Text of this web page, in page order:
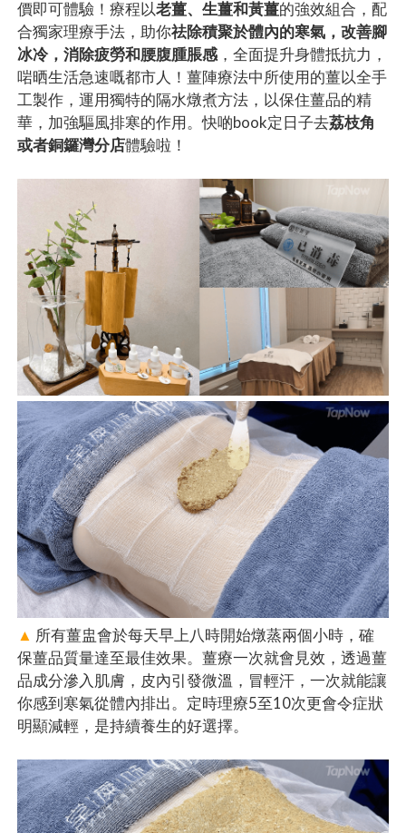
價即可體驗！療程以老薑、生薑和黃薑的強效組合，配
合獨家理療手法，助你祛除積聚於體內的寒氣，改善腳
冰冷，消除疲勞和腰腹腫脹感 ，全面提升身體抵抗力，
啱晒生活急速嘅都市人！薑陣療法中所使用的薑以全手
工製作，運用獨特的隔水燉煮方法，以保住薑品的精
華，加強驅風排寒的作用。快啲book定日子去荔枝角
或者銅鑼灣分店體驗啦！
▲ 所有薑盅會於每天早上八時開始燉蒸兩個小時，確
保薑品質量達至最佳效果。薑療一次就會見效，透過薑
品成分滲入肌膚，皮內引發微溫，冒輕汗，一次就能讓
你感到寒氣從體內排出。定時理療5至10次更會令症狀
明顯減輕，是持續養生的好選擇。